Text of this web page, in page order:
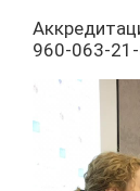
960-063-